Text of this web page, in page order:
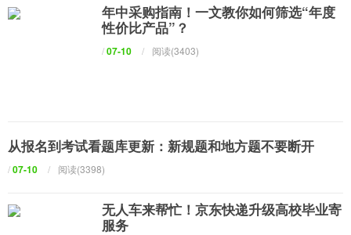
年中采购指南！一文教你如何筛选“年度
性价比产品”？
/07-10 / 阅读(3403)
从报名到考试看题库更新：新规题和地方题不要断开
/07-10 / 阅读(3398)
无人车来帮忙！京东快递升级高校毕业寄
服务